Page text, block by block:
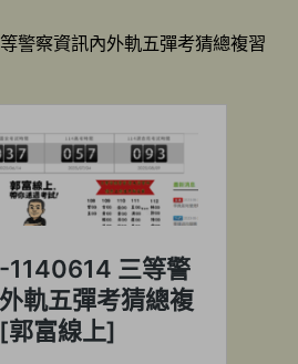
警察資訊內外軌五彈考猜總複習